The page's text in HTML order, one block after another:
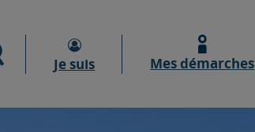
Moteur de recherche
Je suis Mes démarches